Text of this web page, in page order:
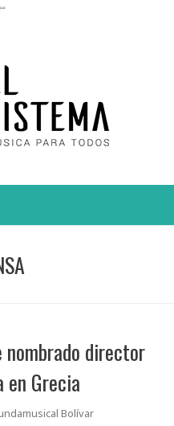
nombrado director
Grecia
Bolívar